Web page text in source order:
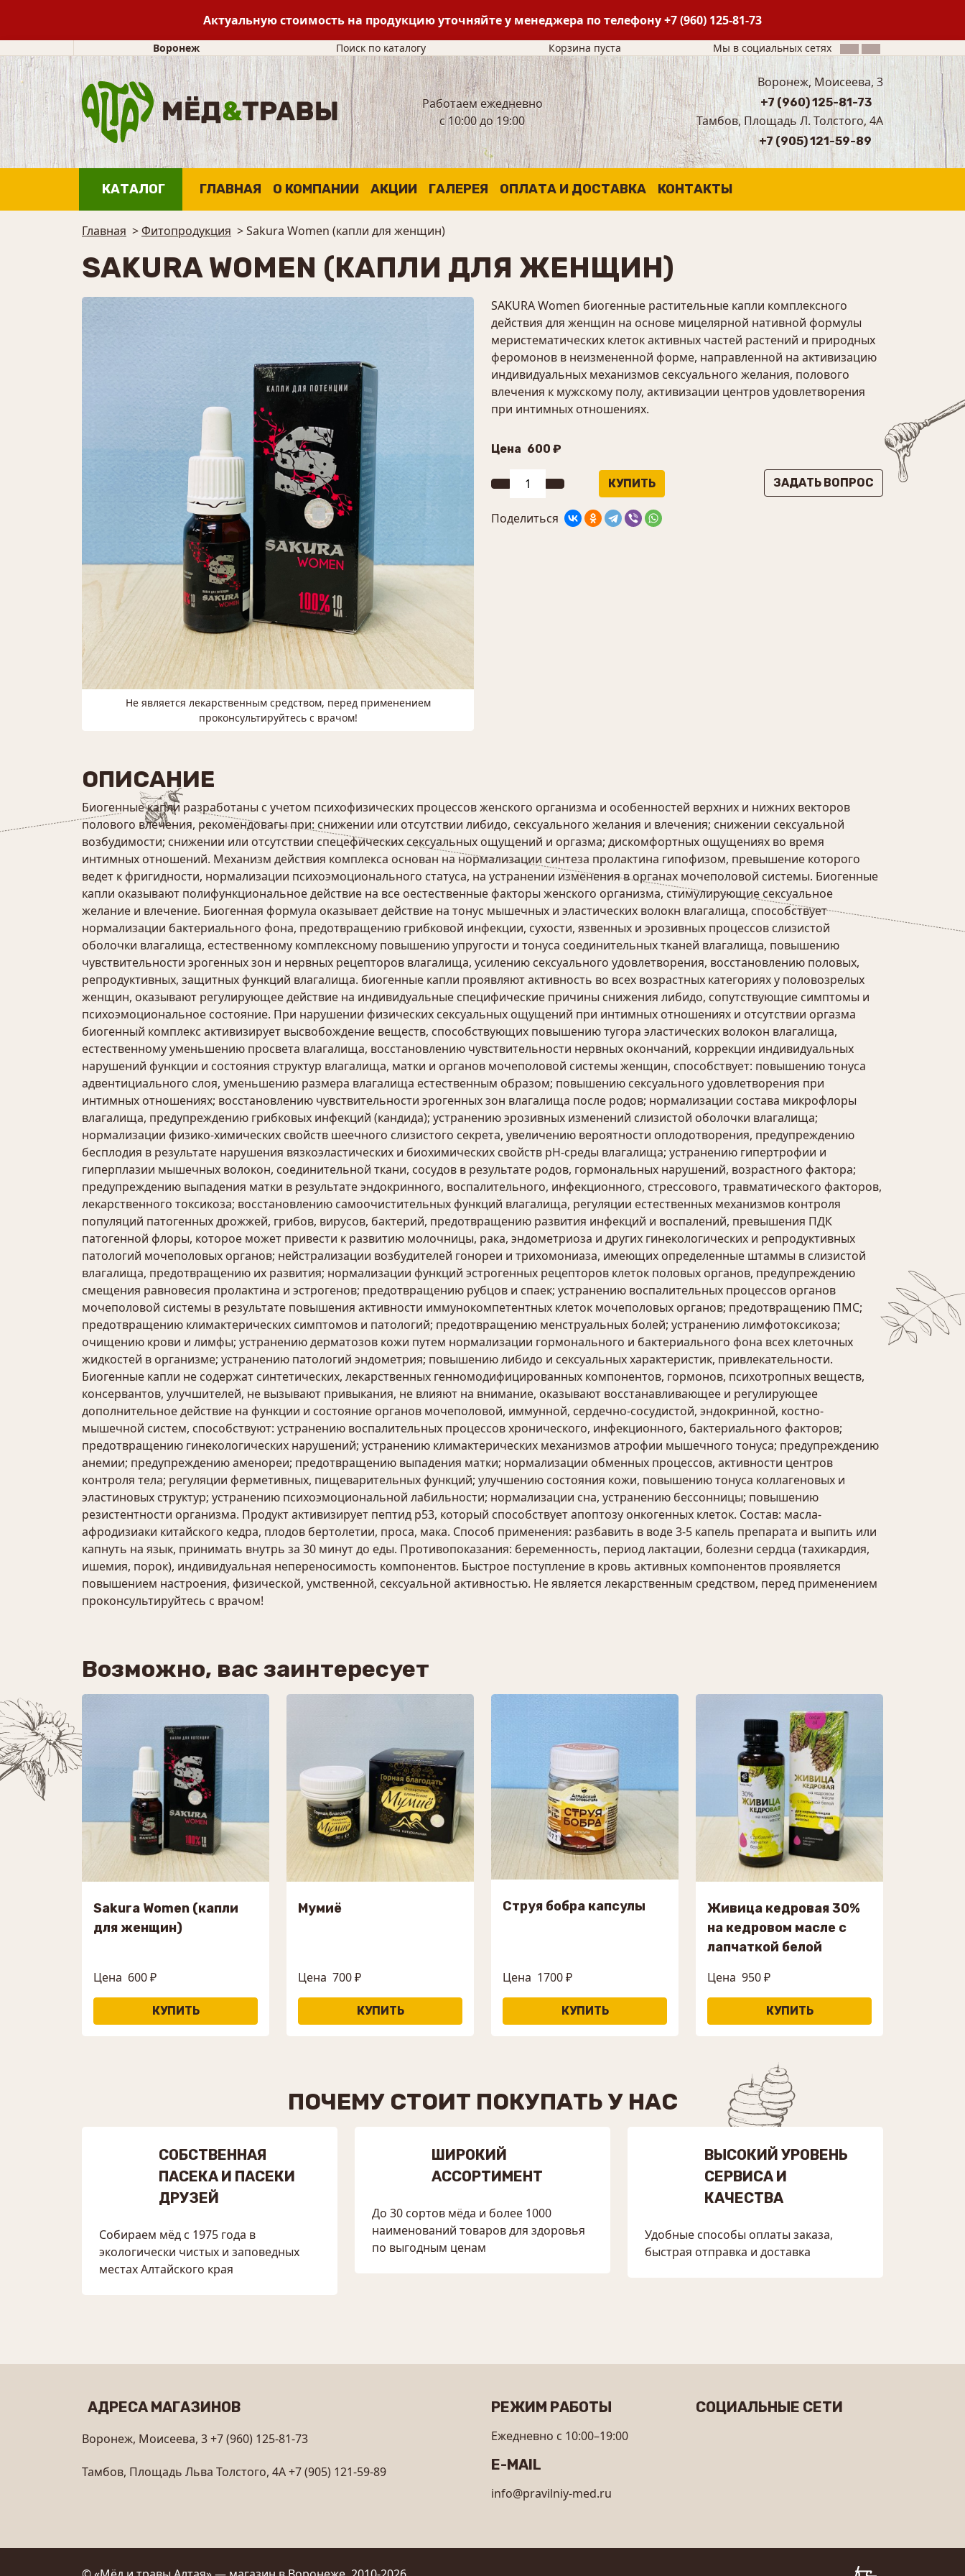
Актуальную стоимость на продукцию уточняйте у менеджера по телефону+7 (960) 125-81-73
Воронеж Поиск по каталогу Корзина пуста Мы в социальных сетях
Работаем ежедневно
с 10:00 до 19:00
Воронеж, Моисеева, 3
+7 (960) 125-81-73
Тамбов, Площадь Л. Толстого, 4А
+7 (905) 121-59-89
КАТАЛОГ ГЛАВНАЯ О КОМПАНИИ АКЦИИ ГАЛЕРЕЯ ОПЛАТА И ДОСТАВКА КОНТАКТЫ
Главная >Фитопродукция >Sakura Women (капли для женщин)
SAKURA WOMEN (КАПЛИ ДЛЯ ЖЕНЩИН)
Не является лекарственным средством, перед применением
проконсультируйтесь с врачом!
SAKURA Women биогенные растительные капли комплексного
действия для женщин на основе мицелярной нативной формулы
меристематических клеток активных частей растений и природных
феромонов в неизмененной форме, направленной на активизацию
индивидуальных механизмов сексуального желания, полового
влечения к мужскому полу, активизации центров удовлетворения
при интимных отношениях.
Цена 600 ₽
ЗАДАТЬ ВОПРОС
Поделиться
ОПИСАНИЕ
Биогенные капли разработаны с учетом психофизических процессов женского организма и особенностей верхних и нижних векторов
полового влечения, рекомендовагы при: снижении или отсутствии либидо, сексуального желания и влечения; снижении сексуальной
возбудимости; снижении или отсутствии спецефических сексуальных ощущений и оргазма; дискомфортных ощущениях во время
интимных отношений. Механизм действия комплекса основан на нормализации синтеза пролактина гипофизом, превышение которого
ведет к фригидности, нормализации психоэмоционального статуса, на устранении изменения в органах мочеполовой системы. Биогенные
капли оказывают полифункциональное действие на все оестественные факторы женского организма, стимулирующие сексуальное
желание и влечение. Биогенная формула оказывает действие на тонус мышечных и эластических волокн влагалища, способствует
нормализации бактериального фона, предотвращению грибковой инфекции, сухости, язвенных и эрозивных процессов слизистой
оболочки влагалища, естественному комплексному повышению упругости и тонуса соединительных тканей влагалища, повышению
чувствительности эрогенных зон и нервных рецепторов влагалища, усилению сексуального удовлетворения, восстановлению половых,
репродуктивных, защитных функций влагалища. биогенные капли проявляют активность во всех возрастных категориях у половозрелых
женщин, оказывают регулирующее действие на индивидуальные специфические причины снижения либидо, сопутствующие симптомы и
психоэмоциональное состояние. При нарушении физических сексуальных ощущений при интимных отношениях и отсутствии оргазма
биогенный комплекс активизирует высвобождение веществ, способствующих повышению тугора эластических волокон влагалища,
естественному уменьшению просвета влагалища, восстановлению чувствительности нервных окончаний, коррекции индивидуальных
нарушений функции и состояния структур влагалища, матки и органов мочеполовой системы женщин, способствует: повышению тонуса
адвентициального слоя, уменьшению размера влагалища естественным образом; повышению сексуального удовлетворения при
интимных отношениях; восстановлению чувствительности эрогенных зон влагалища после родов; нормализации состава микрофлоры
влагалища, предупреждению грибковых инфекций (кандида); устранению эрозивных изменений слизистой оболочки влагалища;
нормализации физико-химических свойств шеечного слизистого секрета, увеличению вероятности оплодотворения, предупреждению
бесплодия в результате нарушения вязкоэластических и биохимических свойств рН-среды влагалища; устранению гипертрофии и
гиперплазии мышечных волокон, соединительной ткани, сосудов в результате родов, гормональных нарушений, возрастного фактора;
предупреждению выпадения матки в результате эндокринного, воспалительного, инфекционного, стрессового, травматического факторов,
лекарственного токсикоза; восстановлению самоочистительных функций влагалища, регуляции естественных механизмов контроля
популяций патогенных дрожжей, грибов, вирусов, бактерий, предотвращению развития инфекций и воспалений, превышения ПДК
патогенной флоры, которое может привести к развитию молочницы, рака, эндометриоза и других гинекологических и репродуктивных
патологий мочеполовых органов; нейстрализации возбудителей гонореи и трихомониаза, имеющих определенные штаммы в слизистой
влагалища, предотвращению их развития; нормализации функций эстрогенных рецепторов клеток половых органов, предупреждению
смещения равновесия пролактина и эстрогенов; предотвращению рубцов и спаек; устранению воспалительных процессов органов
мочеполовой системы в результате повышения активности иммунокомпетентных клеток мочеполовых органов; предотвращению ПМС;
предотвращению климактерических симптомов и патологий; предотвращению менструальных болей; устранению лимфотоксикоза;
очищению крови и лимфы; устранению дерматозов кожи путем нормализации гормонального и бактериального фона всех клеточных
жидкостей в организме; устранению патологий эндометрия; повышению либидо и сексуальных характеристик, привлекательности.
Биогенные капли не содержат синтетических, лекарственных генномодифицированных компонентов, гормонов, психотропных веществ,
консервантов, улучшителей, не вызывают привыкания, не влияют на внимание, оказывают восстанавливающее и регулирующее
дополнительное действие на функции и состояние органов мочеполовой, иммунной, сердечно-сосудистой, эндокринной, костно-
мышечной систем, способствуют: устранению воспалительных процессов хронического, инфекционного, бактериального факторов;
предотвращению гинекологических нарушений; устранению климактерических механизмов атрофии мышечного тонуса; предупреждению
анемии; предупреждению аменореи; предотвращению выпадения матки; нормализации обменных процессов, активности центров
контроля тела; регуляции ферметивных, пищеварительных функций; улучшению состояния кожи, повышению тонуса коллагеновых и
эластиновых структур; устранению психоэмоциональной лабильности; нормализации сна, устранению бессонницы; повышению
резистентности организма. Продукт активизирует пептид р53, который способствует апоптозу онкогенных клеток. Состав: масла-
афродизиаки китайского кедра, плодов бертолетии, проса, мака. Способ применения: разбавить в воде 3-5 капель препарата и выпить или
капнуть на язык, принимать внутрь за 30 минут до еды. Противопоказания: беременность, период лактации, болезни сердца (тахикардия,
ишемия, порок), индивидуальная непереносимость компонентов. Быстрое поступление в кровь активных компонентов проявляется
повышением настроения, физической, умственной, сексуальной активностью. Не является лекарственным средством, перед применением
проконсультируйтесь с врачом!
Возможно, вас заинтересует
Sakura Women (капли
для женщин)
Цена 600 ₽
Мумиё
Цена 700 ₽
Струя бобра капсулы
Цена 1700 ₽
Живица кедровая 30%
на кедровом масле с
лапчаткой белой
Цена 950 ₽
ПОЧЕМУ СТОИТ ПОКУПАТЬ У НАС
СОБСТВЕННАЯ
ПАСЕКА И ПАСЕКИ
ДРУЗЕЙ
Собираем мёд с 1975 года в
экологически чистых и заповедных
местах Алтайского края
ШИРОКИЙ
АССОРТИМЕНТ
До 30 сортов мёда и более 1000
наименований товаров для здоровья
по выгодным ценам
ВЫСОКИЙ УРОВЕНЬ
СЕРВИСА И
КАЧЕСТВА
Удобные способы оплаты заказа,
быстрая отправка и доставка
АДРЕСА МАГАЗИНОВ
Воронеж, Моисеева, 3+7 (960) 125-81-73
Тамбов, Площадь Льва Толстого, 4А+7 (905) 121-59-89
РЕЖИМ РАБОТЫ
Ежедневно с 10:00–19:00
E-MAIL
info@pravilniy-med.ru
СОЦИАЛЬНЫЕ СЕТИ